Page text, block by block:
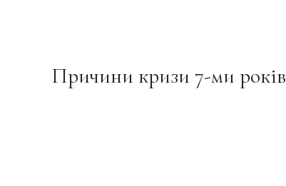
Причини кризи 7-ми років